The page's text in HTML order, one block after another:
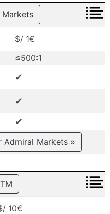
$/ 1€
≤500:1
✔
✔
✔
Markets »
10€